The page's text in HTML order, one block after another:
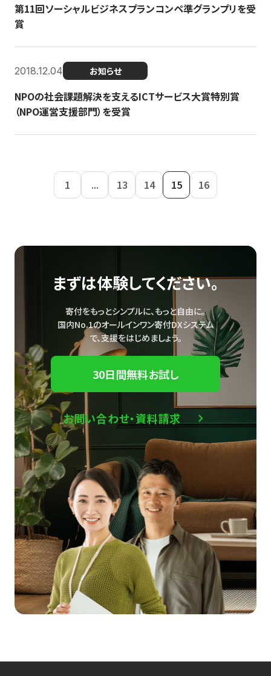
第11回ソーシャルビジネスプランコンペ準グランプリを受
賞
2018.12.04 お知らせ
NPOの社会課題解決を支えるICTサービス大賞特別賞
（NPO運営支援部門）を受賞
1 ... 13 14 15 16
まずは体験してください。
寄付をもっとシンプルに、もっと自由に。
国内No.1のオールインワン寄付DXシステム
で、支援をはじめましょう。
30日間無料お試し
お問い合わせ・資料請求